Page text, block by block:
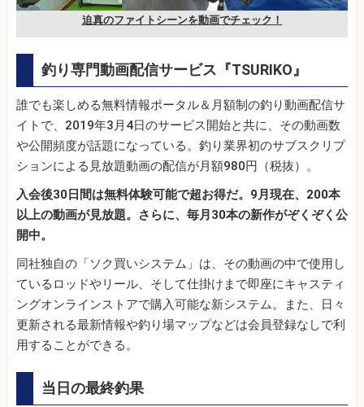
迫真のファイトシーンを動画でチェック！
釣り専門動画配信サービス『TSURIKO』
誰でも楽しめる無料情報ポータル＆月額制の釣り動画配信サ
イトで、2019年3月4日のサービス開始と共に、その動画数
や公開頻度が話題になっている。釣り業界初のサブスクリプ
ションによる見放題動画の配信が月額980円（税抜）。
入会後30日間は無料体験可能で超お得だ。9月現在、200本
以上の動画が見放題。さらに、毎月30本の新作がぞくぞく公
開中。
同社独自の「ソク買いシステム」は、その動画の中で使用し
ているロッドやリール、そして仕掛けまで即座にキャスティ
ングオンラインストアで購入可能な新システム。また、日々
更新される最新情報や釣り場マップなどは会員登録なしで利
用することができる。
当日の最終釣果